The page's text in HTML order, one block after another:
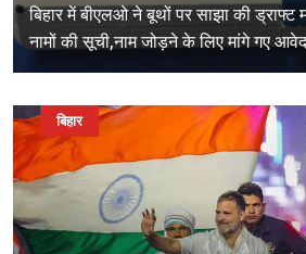
बिहार में बीएलओ ने बूथों पर साझा की ड्राफ्ट
नामों की सूची,नाम जोड़ने के लिए मांगे गए
बिहार